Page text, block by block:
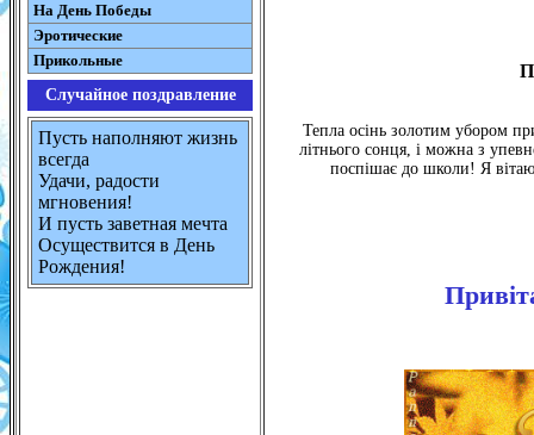
На День Победы
Эротические
Прикольные
Случайное поздравление
Пусть наполняют жизнь
всегда
Удачи, радости
мгновения!
И пусть заветная мечта
Осуществится в День
Рождения!
Тепла осінь золотим убором
літнього сонця, і можна з
поспішає до школи! Я